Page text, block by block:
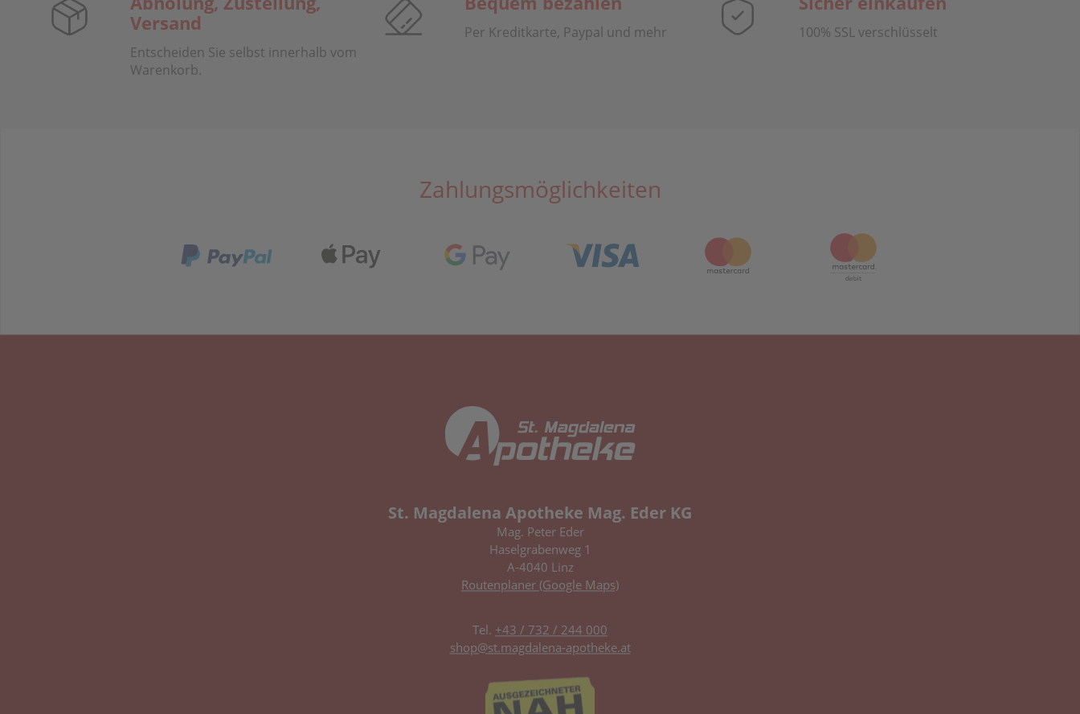
Versand
Entscheiden Sie selbst innerhalb vom
Warenkorb.
Per Kreditkarte, Paypal und mehr 100% SSL verschlüsselt
Zahlungsmöglichkeiten
St. Magdalena Apotheke Mag. Eder KG
Mag. Peter Eder
Haselgrabenweg 1
A-4040 Linz
Routenplaner (Google Maps)
Tel. +43 / 732 / 244 000
shop@st.magdalena-apotheke.at